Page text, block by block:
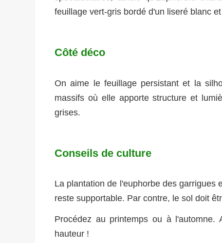
feuillage vert-gris bordé d'un liseré blanc
Côté déco
On aime le feuillage persistant et la
massifs où elle apporte structure et
grises.
Conseils de culture
La plantation de l'euphorbe des garrigues
reste supportable. Par contre, le sol doit
Procédez au printemps ou à
hauteur !